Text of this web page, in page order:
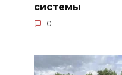
системы
0